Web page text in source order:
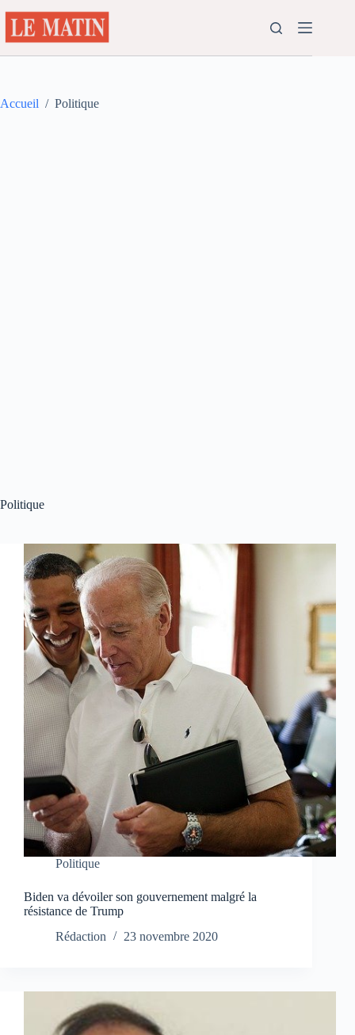
au
contenu
Accueil / Politique
Politique
Politique
Biden va dévoiler son gouvernement malgré la
résistance de Trump
Rédaction
23 novembre 2020